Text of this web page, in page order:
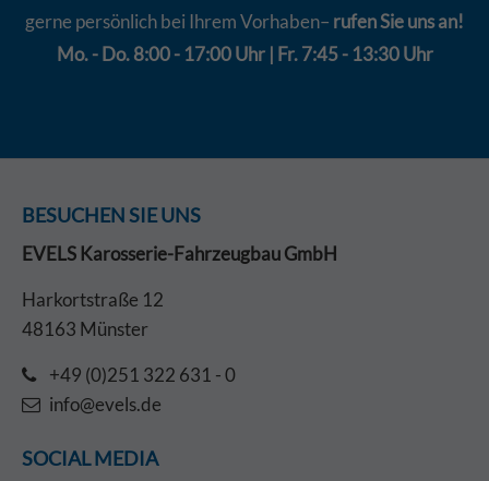
gerne persönlich bei Ihrem Vorhaben– rufen Sie uns an!
Mo. - Do. 8:00 - 17:00 Uhr | Fr. 7:45 - 13:30 Uhr
BESUCHEN SIE UNS
EVELS Karosserie-Fahrzeugbau GmbH
Harkortstraße 12
48163 Münster
+49 (0)251 322 631 - 0
info@evels.de
SOCIAL MEDIA